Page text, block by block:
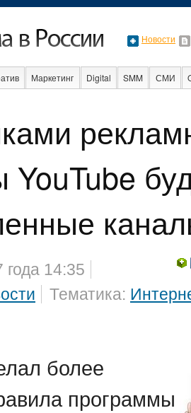
Новости
Маркетинг Digital SMM СМИ
года 14:35
Тематика:
более
программы